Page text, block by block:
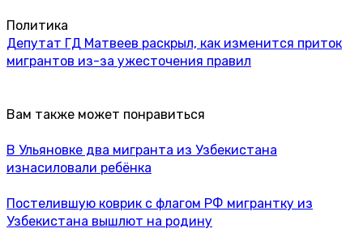
Политика
Депутат ГД Матвеев раскрыл, как изменится приток
мигрантов из-за ужесточения правил
Вам также может понравиться
В Ульяновке два мигранта из Узбекистана
изнасиловали ребёнка
Постелившую коврик с флагом РФ мигрантку из
Узбекистана вышлют на родину